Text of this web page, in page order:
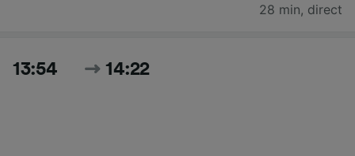
28 min, direct
13:54 14:22